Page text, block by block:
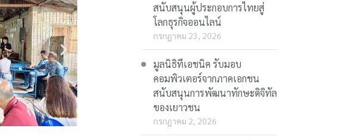
สนับสนุนผู้ประกอบการไทยสู่
โลกธุรกิจออนไลน์
กรกฎาคม 23, 2026
มูลนิธิทีเอชนิค รับมอบ
คอมพิวเตอร์จากภาคเอกชน
สนับสนุนการพัฒนาทักษะดิจิทัล
ของเยาวชน
กรกฎาคม 2, 2026